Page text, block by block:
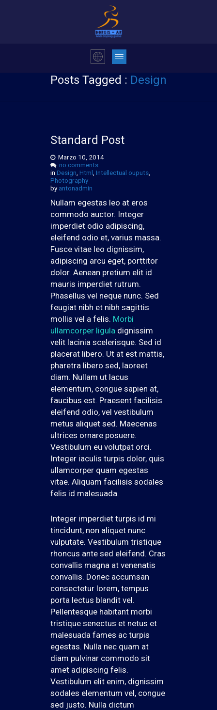
Posts Tagged : Design
Standard Post
Marzo 10, 2014
no comments
in Design Html Intellectual ouputs
Photography
byantonadmin
Nullam egestas leo at eros
commodo auctor. Integer
imperdiet odio adipiscing,
eleifend odio et, varius massa.
Fusce vitae leo dignissim,
adipiscing arcu eget, porttitor
dolor. Aenean pretium elit id
mauris imperdiet rutrum.
Phasellus vel neque nunc. Sed
feugiat nibh et nibh sagittis
mollis vel a felis. Morbi
ullamcorper ligula dignissim
velit lacinia scelerisque. Sed id
placerat libero. Ut at est mattis,
pharetra libero sed, laoreet
diam. Nullam ut lacus
elementum, congue sapien at,
faucibus est. Praesent facilisis
eleifend odio, vel vestibulum
metus aliquet sed. Maecenas
ultrices ornare posuere.
Vestibulum eu volutpat orci.
Integer iaculis turpis dolor, quis
ullamcorper quam egestas
vitae. Aliquam facilisis sodales
felis id malesuada.
Integer imperdiet turpis id mi
tincidunt, non aliquet nunc
vulputate. Vestibulum tristique
rhoncus ante sed eleifend. Cras
convallis magna at venenatis
convallis. Donec accumsan
consectetur lorem, tempus
porta lectus blandit vel.
Pellentesque habitant morbi
tristique senectus et netus et
malesuada fames ac turpis
egestas. Nulla nec quam at
diam pulvinar commodo sit
amet adipiscing felis.
Vestibulum elit enim, dignissim
sodales elementum vel, congue
sed justo. Nulla dictum